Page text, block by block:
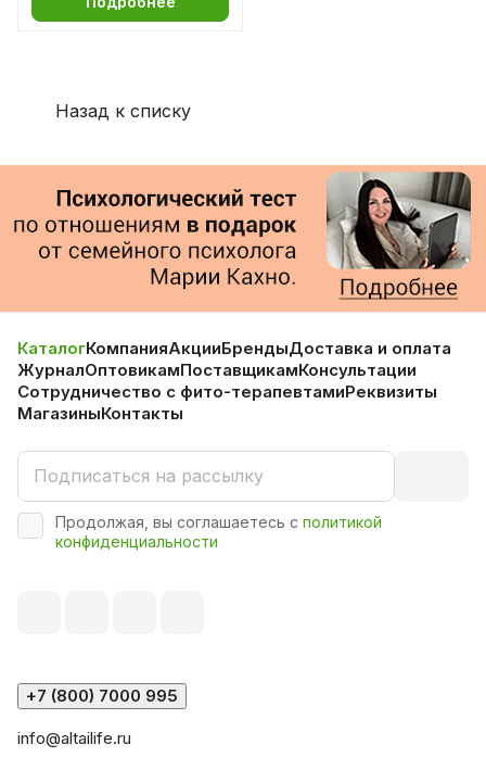
Назад к списку
КаталогКомпанияАкцииБрендыДоставка и оплата
ЖурналОптовикамПоставщикамКонсультации
Сотрудничество с фито-терапевтамиРеквизиты
МагазиныКонтакты
Продолжая, вы соглашаетесь с политикой
конфиденциальности
+7 (800) 7000 995
info@altailife.ru